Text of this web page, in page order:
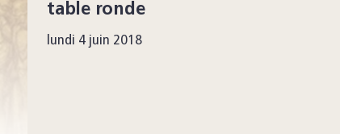
table ronde
lundi 4 juin 2018